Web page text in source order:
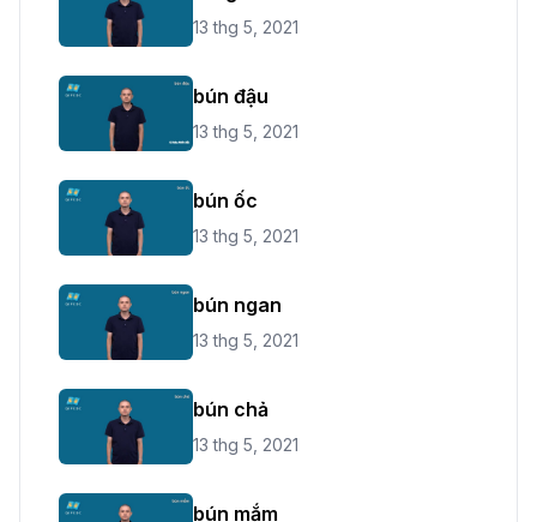
13 thg 5, 2021
bún đậu
13 thg 5, 2021
bún ốc
13 thg 5, 2021
bún ngan
13 thg 5, 2021
bún chả
13 thg 5, 2021
bún mắm